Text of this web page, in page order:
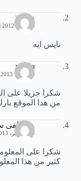
زیزو ذ
16 مايو، 2012 | 10:46 ص
نایس ایه
nabila
18 يونيو، 2013 | 1:52 ص
شكرا جزيلا على
من هدا الموقع
مصطفى
18 سبتمبر، 2013 | 9:52 ص
شكرا على
كثير من هذا